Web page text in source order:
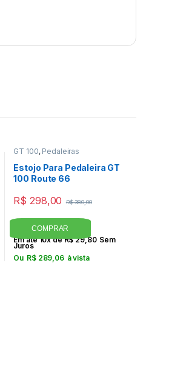
GT 100, Pedaleiras
Estojo Para Pedaleira GT
100 Route 66
R$ 298,00 R$380,00
Em até 10x deR$29,80 Sem
Juros
Ou R$289,06 à vista